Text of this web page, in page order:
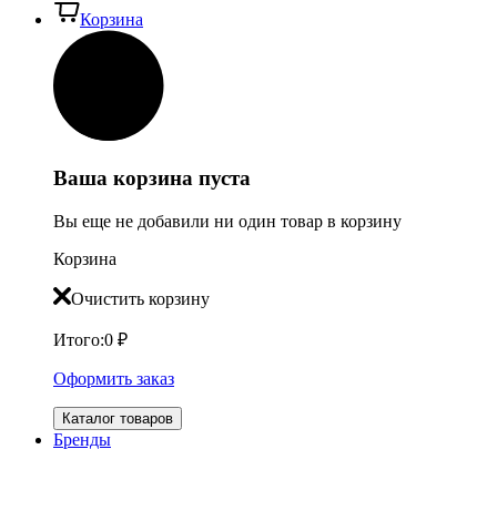
Корзина
Ваша корзина пуста
Вы еще не добавили ни один товар в корзину
Корзина
Очистить корзину
Итого:0 ₽
Оформить заказ
Каталог товаров
Бренды